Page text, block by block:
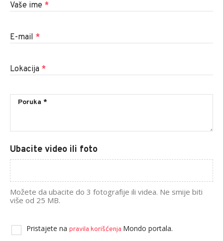
Vaše ime *
E-mail *
Lokacija *
Ubacite video ili foto
Možete da ubacite do 3 fotografije ili videa. Ne smije biti
više od 25 MB.
Pristajete na pravila korišćenja Mondo portala.